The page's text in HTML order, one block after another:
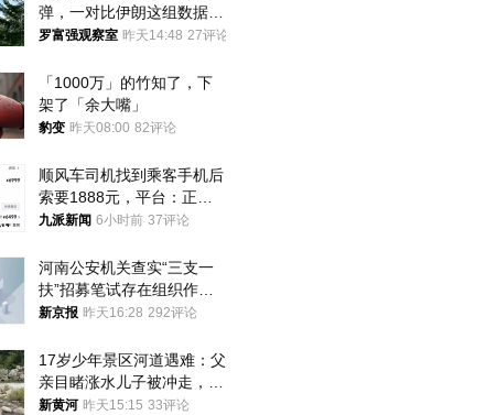
弹，一对比伊朗这组数据，
发现出大事了
罗富强观察室 昨天14:48 27评论
「1000万」的竹知了，下
架了「余大嘴」
豹变 昨天08:00 82评论
顺风车司机找到乘客手机后
索要1888元，平台：正和
司机沟通协商
九派新闻 6小时前 37评论
河南公安机关查实“三支一
扶”招募笔试存在组织作弊
犯罪行为
新京报 昨天16:28 292评论
17岁少年景区河道遇难：父
亲目睹涨水儿子被冲走，当
地排除上游泄洪，家属盼厘
新黄河 昨天15:15 33评论